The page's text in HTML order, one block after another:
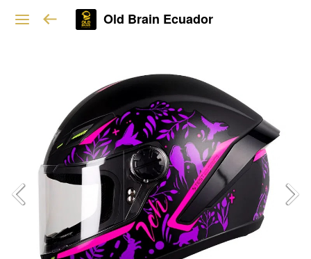
Old Brain Ecuador